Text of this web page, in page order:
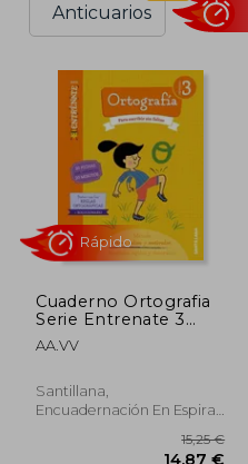
Anticuarios
Cuaderno Ortografia
Serie Entrenate 3
Primaria
AA.VV
Santillana,
Encuadernación En Espiral,